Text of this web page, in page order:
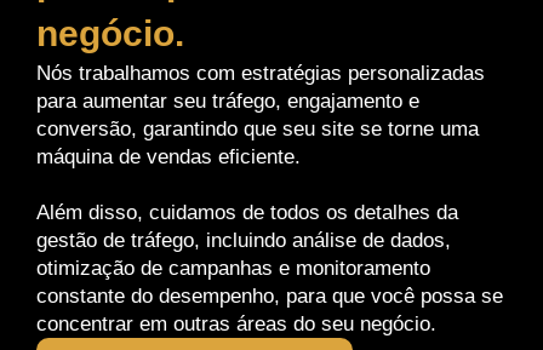
negócio.
Nós trabalhamos com estratégias personalizadas
para aumentar seu tráfego, engajamento e
conversão, garantindo que seu site se torne uma
máquina de vendas eficiente.
Além disso, cuidamos de todos os detalhes da
gestão de tráfego, incluindo análise de dados,
otimização de campanhas e monitoramento
constante do desempenho, para que você possa se
concentrar em outras áreas do seu negócio.